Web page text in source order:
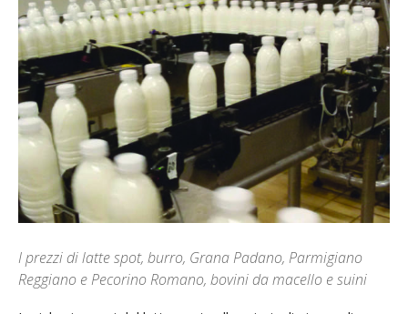
I prezzi di latte spot, burro, Grana Padano, Parmigiano
Reggiano e Pecorino Romano, bovini da macello e suini